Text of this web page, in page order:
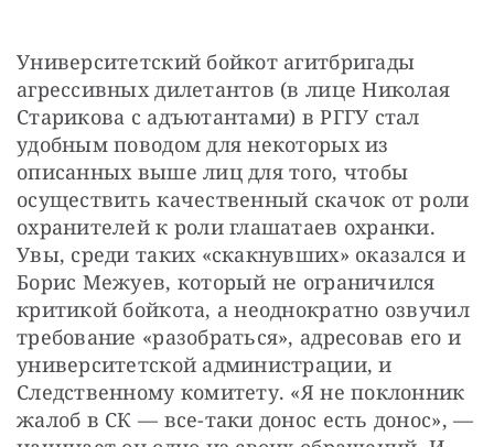
Университетский бойкот агитбригады
агрессивных дилетантов (в лице Николая
Старикова с адъютантами) в РГГУ стал
удобным поводом для некоторых из
описанных выше лиц для того, чтобы
осуществить качественный скачок от роли
охранителей к роли глашатаев охранки.
Увы, среди таких «скакнувших» оказался и
Борис Межуев, который не ограничился
критикой бойкота, а неоднократно озвучил
требование «разобраться», адресовав его и
университетской администрации, и
Следственному комитету. «Я не поклонник
жалоб в СК — все-таки донос есть донос», —